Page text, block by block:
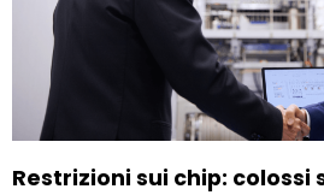
Restrizioni sui chip: colossi